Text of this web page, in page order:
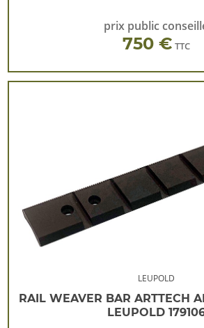
prix public
750 € TTC
LEUPOLD
RAIL WEAVER BAR ARTTECH
LEUPOLD